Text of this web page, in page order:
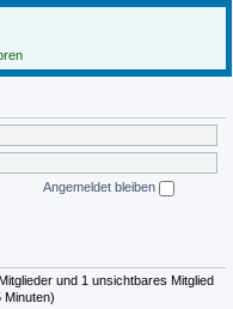
Angemeldet bleiben
und 1 unsichtbares Mitglied
Minuten)